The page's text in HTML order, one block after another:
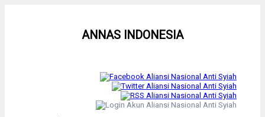
ANNAS INDONESIA